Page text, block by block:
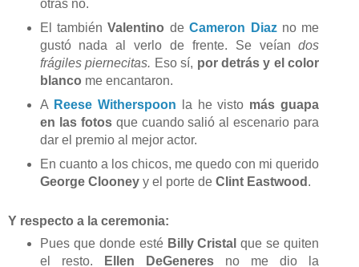
otras no.
El tambiénValentino deCameron Diazno me
gustó nada al verlo de frente. Se veíandos
frágiles piernecitas. Eso sí, por detrás y el color
blanco me encantaron.
A Reese Witherspoon la he visto más guapa
en las fotosque cuando salió al escenario para
dar el premio al mejor actor.
En cuanto a los chicos, me quedo con mi querido
George Clooneyy el porte de Clint Eastwood .
Y respecto a la ceremonia:
Pues que donde esté Billy Cristalque se quiten
el resto.
Ellen DeGeneresno me dio la